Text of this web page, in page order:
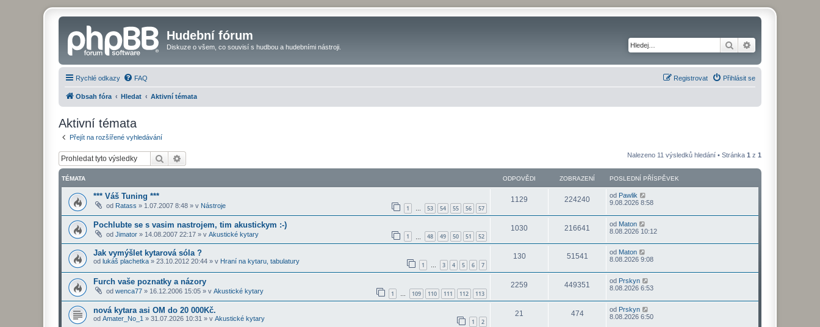
Hudební fórum
Diskuze o všem, co souvisí s hudbou a hudebními nástroji. Hledat
Rychlé odkazy FAQ Přihlásit se
Registrovat
Obsah fóra Hledat Aktivní témata
Aktivní témata
Přejít na rozšířené vyhledávání
Hledat Nalezeno 11 výsledků hledání • Stránka 1 z 1
TÉMATA ODPOVĚDI ZOBRAZENÍ POSLEDNÍ PŘÍSPĚVEK
*** Váš Tuning ***
od Ratass » 1.07.2007 8:48 » v Nástroje 1 … 53 54 55 56 57
1129 224240 od Pawlik
9.08.2026 8:58
Pochlubte se s vasim nastrojem, tim akustickym :-)
od Jimator » 14.08.2007 22:17 » v Akustické kytary 1 48 49 50 51 52
1030 216641 od Maton
8.08.2026 10:12
Jak vymýšlet kytarová sóla ?
od lukáš plachetka » 23.10.2012 20:44 » v Hraní na kytaru, tabulatury 1 … 3 4 5 6 7
130 51541 od Maton
8.08.2026 9:08
Furch vaše poznatky a názory
od wenca77 » 16.12.2006 15:05 » v Akustické kytary 1 … 109 110 111 112 113
2259 449351 od Prskyn
8.08.2026 6:53
nová kytara asi OM do 20 000Kč.
od Amater_No_1 » 31.07.2026 10:31 » v Akustické kytary 1 2
21 474 od Prskyn
8.08.2026 6:50